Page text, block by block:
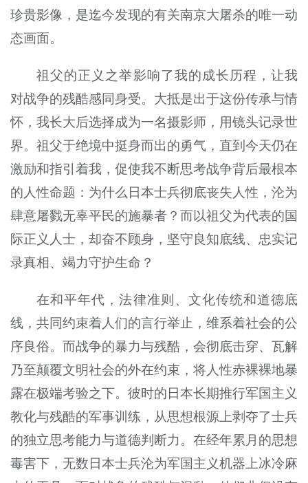
珍贵影像，是迄今发现的有关南京大屠杀的唯一动
态画面。
祖父的正义之举影响了我的成长历程，让我
对战争的残酷感同身受。大抵是出于这份传承与情
怀，我长大后选择成为一名摄影师，用镜头记录世
界。祖父于绝境中挺身而出的勇气，直到今天仍在
激励和指引着我，促使我不断思考战争背后最根本
的人性命题：为什么日本士兵彻底丧失人性，沦为
肆意屠戮无辜平民的施暴者？而以祖父为代表的国
际正义人士，却奋不顾身，坚守良知底线、忠实记
录真相、竭力守护生命？
在和平年代，法律准则、文化传统和道德底
线，共同约束着人们的言行举止，维系着社会的公
序良俗。而战争的暴力与残酷，会彻底击穿、瓦解
乃至颠覆文明社会的外在约束，将人性赤裸裸地暴
露在极端考验之下。彼时的日本长期推行军国主义
教化与残酷的军事训练，从思想根源上剥夺了士兵
的独立思考能力与道德判断力。在经年累月的思想
毒害下，无数日本士兵沦为军国主义机器上冰冷麻